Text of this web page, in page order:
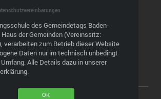
WIDERRUF ABGEBEN? WEITERE
SIE HIER
des Gemeindetags Baden-
der Gemeinden (Vereinssitz:
verarbeiten zum Betrieb dieser Website
Daten nur im technisch unbedingt
Alle Details dazu in unserer
OK